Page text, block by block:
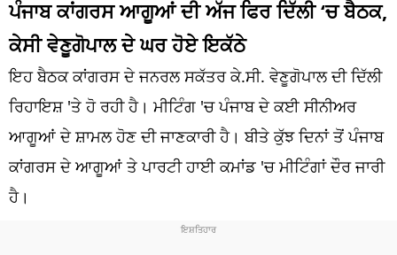
ਕਰਿਅਰ
ਦੇਸ਼
ਲਾਈਫ ਸਟਾਈਲ
ਪੰਜਾਬ
ਪੰਜਾਬ ਕਾਂਗਰਸ ਆਗੂਆਂ ਦੀ ਅੱਜ ਫਿਰ ਦਿੱਲੀ ‘ਚ ਬੈਠਕ,
ਕੇਸੀ ਵੇਣੂਗੋਪਾਲ ਦੇ ਘਰ ਹੋਏ ਇਕੱਠੇ
ਇਹ ਬੈਠਕ ਕਾਂਗਰਸ ਦੇ ਜਨਰਲ ਸਕੱਤਰ ਕੇ.ਸੀ. ਵੇਣੂਗੋਪਾਲ ਦੀ ਦਿੱਲੀ
ਰਿਹਾਇਸ਼ 'ਤੇ ਹੋ ਰਹੀ ਹੈ। ਮੀਟਿੰਗ 'ਚ ਪੰਜਾਬ ਦੇ ਕਈ ਸੀਨੀਅਰ
ਆਗੂਆਂ ਦੇ ਸ਼ਾਮਲ ਹੋਣ ਦੀ ਜਾਣਕਾਰੀ ਹੈ। ਬੀਤੇ ਕੁੱਝ ਦਿਨਾਂ ਤੋਂ ਪੰਜਾਬ
ਕਾਂਗਰਸ ਦੇ ਆਗੂਆਂ ਤੇ ਪਾਰਟੀ ਹਾਈ ਕਮਾਂਡ 'ਚ ਮੀਟਿੰਗਾਂ ਦੌਰ ਜਾਰੀ
ਹੈ।